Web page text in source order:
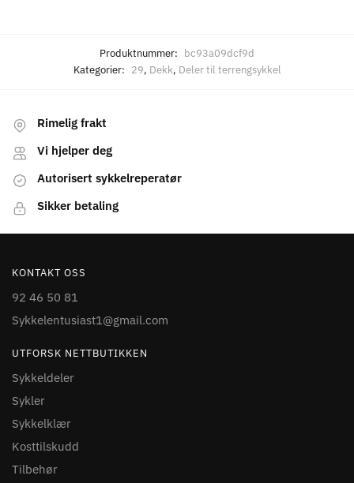
Produktnummer: bc93a09dcf9d
Kategorier: 29, Dekk, Deler til terrengsykkel
Rimelig frakt
Vi hjelper deg
Autorisert sykkelreperatør
Sikker betaling
KONTAKT OSS
92 46 50 81
Sykkelentusiast1@gmail.com
UTFORSK NETTBUTIKKEN
Sykkeldeler
Sykler
Sykkelklær
Kosttilskudd
Tilbehør